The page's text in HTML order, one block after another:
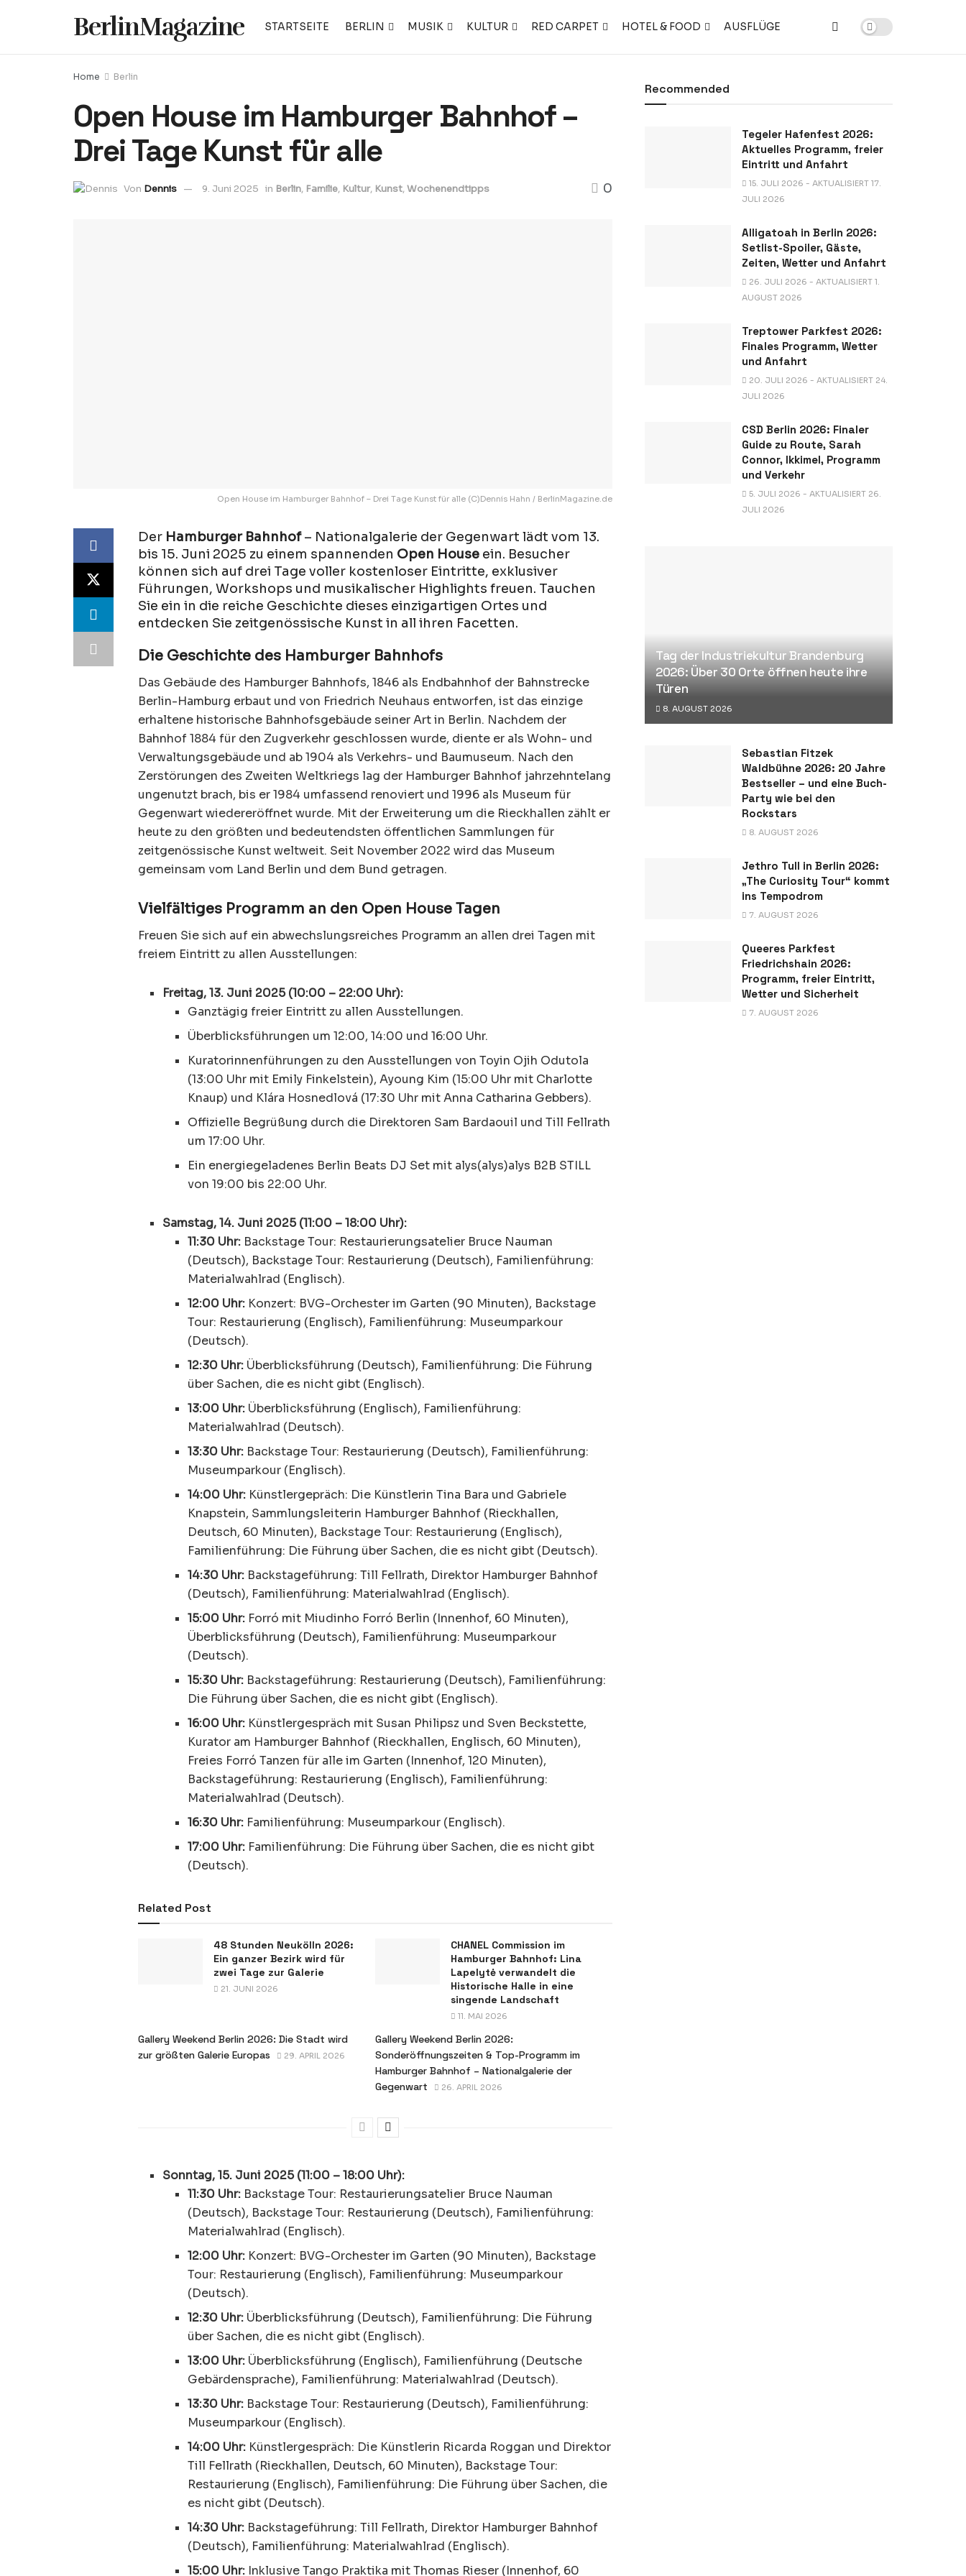
BerlinMagazine STARTSEITE BERLIN MUSIK KULTUR RED CARPET HOTEL & FOOD AUSFLÜGE
Home Berlin
Open House im Hamburger Bahnhof –
Drei Tage Kunst für alle
Von Dennis 9. Juni 2025 in Berlin, Familie, Kultur, Kunst,Wochenendtipps 0
Open House im Hamburger Bahnhof – Drei Tage Kunst für alle (C)Dennis Hahn / BerlinMagazine.de
Der Hamburger Bahnhof– Nationalgalerie der Gegenwart lädt vom 13.
bis 15. Juni 2025 zu einem spannenden Open House ein. Besucher
können sich auf drei Tage voller kostenloser Eintritte, exklusiver
Führungen, Workshops und musikalischer Highlights freuen. Tauchen
Sie ein in die reiche Geschichte dieses einzigartigen Ortes und
entdecken Sie zeitgenössische Kunst in all ihren Facetten.
Die Geschichte des Hamburger Bahnhofs
Das Gebäude des Hamburger Bahnhofs, 1846 als Endbahnhof der Bahnstrecke
Berlin-Hamburg erbaut und von Friedrich Neuhaus entworfen, ist das einzige
erhaltene historische Bahnhofsgebäude seiner Art in Berlin. Nachdem der
Bahnhof 1884 für den Zugverkehr geschlossen wurde, diente er als Wohn- und
Verwaltungsgebäude und ab 1904 als Verkehrs- und Baumuseum. Nach den
Zerstörungen des Zweiten Weltkriegs lag der Hamburger Bahnhof jahrzehntelang
ungenutzt brach, bis er 1984 umfassend renoviert und 1996 als Museum für
Gegenwart wiedereröffnet wurde. Mit der Erweiterung um die Rieckhallen zählt er
heute zu den größten und bedeutendsten öffentlichen Sammlungen für
zeitgenössische Kunst weltweit. Seit November 2022 wird das Museum
gemeinsam vom Land Berlin und dem Bund getragen.
Vielfältiges Programm an den Open House Tagen
Freuen Sie sich auf ein abwechslungsreiches Programm an allen drei Tagen mit
freiem Eintritt zu allen Ausstellungen:
Freitag, 13. Juni 2025 (10:00 – 22:00 Uhr):
Ganztägig freier Eintritt zu allen Ausstellungen.
Überblicksführungen um 12:00, 14:00 und 16:00 Uhr.
Kuratorinnenführungen zu den Ausstellungen von Toyin Ojih Odutola
(13:00 Uhr mit Emily Finkelstein), Ayoung Kim (15:00 Uhr mit Charlotte
Knaup) und Klára Hosnedlová (17:30 Uhr mit Anna Catharina Gebbers).
Offizielle Begrüßung durch die Direktoren Sam Bardaouil und Till Fellrath
um 17:00 Uhr.
Ein energiegeladenes Berlin Beats DJ Set mit alys(alys)alys B2B STILL
von 19:00 bis 22:00 Uhr.
Samstag, 14. Juni 2025 (11:00 – 18:00 Uhr):
11:30 Uhr:Backstage Tour: Restaurierungsatelier Bruce Nauman
(Deutsch), Backstage Tour: Restaurierung (Deutsch), Familienführung:
Materialwahlrad (Englisch).
12:00 Uhr:Konzert: BVG-Orchester im Garten (90 Minuten), Backstage
Tour: Restaurierung (Englisch), Familienführung: Museumparkour
(Deutsch).
12:30 Uhr:Überblicksführung (Deutsch), Familienführung: Die Führung
über Sachen, die es nicht gibt (Englisch).
13:00 Uhr:Überblicksführung (Englisch), Familienführung:
Materialwahlrad (Deutsch).
13:30 Uhr:Backstage Tour: Restaurierung (Deutsch), Familienführung:
Museumparkour (Englisch).
14:00 Uhr:Künstlergepräch: Die Künstlerin Tina Bara und Gabriele
Knapstein, Sammlungsleiterin Hamburger Bahnhof (Rieckhallen,
Deutsch, 60 Minuten), Backstage Tour: Restaurierung (Englisch),
Familienführung: Die Führung über Sachen, die es nicht gibt (Deutsch).
14:30 Uhr:Backstageführung: Till Fellrath, Direktor Hamburger Bahnhof
(Deutsch), Familienführung: Materialwahlrad (Englisch).
15:00 Uhr:Forró mit Miudinho Forró Berlin (Innenhof, 60 Minuten),
Überblicksführung (Deutsch), Familienführung: Museumparkour
(Deutsch).
15:30 Uhr:Backstageführung: Restaurierung (Deutsch), Familienführung:
Die Führung über Sachen, die es nicht gibt (Englisch).
16:00 Uhr:Künstlergespräch mit Susan Philipsz und Sven Beckstette,
Kurator am Hamburger Bahnhof (Rieckhallen, Englisch, 60 Minuten),
Freies Forró Tanzen für alle im Garten (Innenhof, 120 Minuten),
Backstageführung: Restaurierung (Englisch), Familienführung:
Materialwahlrad (Deutsch).
16:30 Uhr:Familienführung: Museumparkour (Englisch).
17:00 Uhr:Familienführung: Die Führung über Sachen, die es nicht gibt
(Deutsch).
Related Post
48 Stunden Neukölln 2026:
Ein ganzer Bezirk wird für
zwei Tage zur Galerie
21. JUNI 2026
CHANEL Commission im
Hamburger Bahnhof: Lina
Lapelytė verwandelt die
Historische Halle in eine
singende Landschaft
11. MAI 2026
Gallery Weekend Berlin 2026: Die Stadt wird
zur größten Galerie Europas
29. APRIL 2026
Gallery Weekend Berlin 2026:
Sonderöffnungszeiten & Top-Programm im
Hamburger Bahnhof – Nationalgalerie der
Gegenwart
26. APRIL 2026
Sonntag, 15. Juni 2025 (11:00 – 18:00 Uhr):
11:30 Uhr:Backstage Tour: Restaurierungsatelier Bruce Nauman
(Deutsch), Backstage Tour: Restaurierung (Deutsch), Familienführung:
Materialwahlrad (Englisch).
12:00 Uhr:Konzert: BVG-Orchester im Garten (90 Minuten), Backstage
Tour: Restaurierung (Englisch), Familienführung: Museumparkour
(Deutsch).
12:30 Uhr:Überblicksführung (Deutsch), Familienführung: Die Führung
über Sachen, die es nicht gibt (Englisch).
13:00 Uhr:Überblicksführung (Englisch), Familienführung (Deutsche
Gebärdensprache), Familienführung: Materialwahlrad (Deutsch).
13:30 Uhr:Backstage Tour: Restaurierung (Deutsch), Familienführung:
Museumparkour (Englisch).
14:00 Uhr:Künstlergespräch: Die Künstlerin Ricarda Roggan und Direktor
Till Fellrath (Rieckhallen, Deutsch, 60 Minuten), Backstage Tour:
Restaurierung (Englisch), Familienführung: Die Führung über Sachen, die
es nicht gibt (Deutsch).
14:30 Uhr:Backstageführung: Till Fellrath, Direktor Hamburger Bahnhof
(Deutsch), Familienführung: Materialwahlrad (Englisch).
15:00 Uhr:Inklusive Tango Praktika mit Thomas Rieser (Innenhof, 60
Recommended
Tegeler Hafenfest 2026:
Aktuelles Programm, freier
Eintritt und Anfahrt
15. JULI 2026 - AKTUALISIERT 17.
JULI 2026
Alligatoah in Berlin 2026:
Setlist-Spoiler, Gäste,
Zeiten, Wetter und Anfahrt
26. JULI 2026 - AKTUALISIERT 1.
AUGUST 2026
Treptower Parkfest 2026:
Finales Programm, Wetter
und Anfahrt
20. JULI 2026 - AKTUALISIERT 24.
JULI 2026
CSD Berlin 2026: Finaler
Guide zu Route, Sarah
Connor, Ikkimel, Programm
und Verkehr
5. JULI 2026 - AKTUALISIERT 26.
JULI 2026
Tag der Industriekultur Brandenburg
2026: Über 30 Orte öffnen heute ihre
Türen
8. AUGUST 2026
Sebastian Fitzek
Waldbühne 2026: 20 Jahre
Bestseller – und eine Buch-
Party wie bei den
Rockstars
8. AUGUST 2026
Jethro Tull in Berlin 2026:
„The Curiosity Tour“ kommt
ins Tempodrom
7. AUGUST 2026
Queeres Parkfest
Friedrichshain 2026:
Programm, freier Eintritt,
Wetter und Sicherheit
7. AUGUST 2026